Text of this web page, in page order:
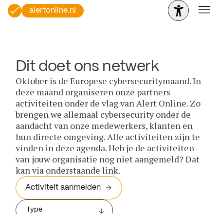
alertonline.nl
Dit doet ons netwerk
Oktober is de Europese cybersecuritymaand. In
deze maand organiseren onze partners
activiteiten onder de vlag van Alert Online. Zo
brengen we allemaal cybersecurity onder de
aandacht van onze medewerkers, klanten en
hun directe omgeving. Alle activiteiten zijn te
vinden in deze agenda. Heb je de activiteiten
van jouw organisatie nog niet aangemeld? Dat
kan via onderstaande link.
Activiteit aanmelden
Type